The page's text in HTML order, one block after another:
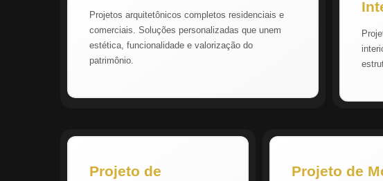
Projetos arquitetônicos completos residenciais e
comerciais. Soluções personalizadas que unem
estética, funcionalidade e valorização do
patrimônio.
Projeto de
Projeto de